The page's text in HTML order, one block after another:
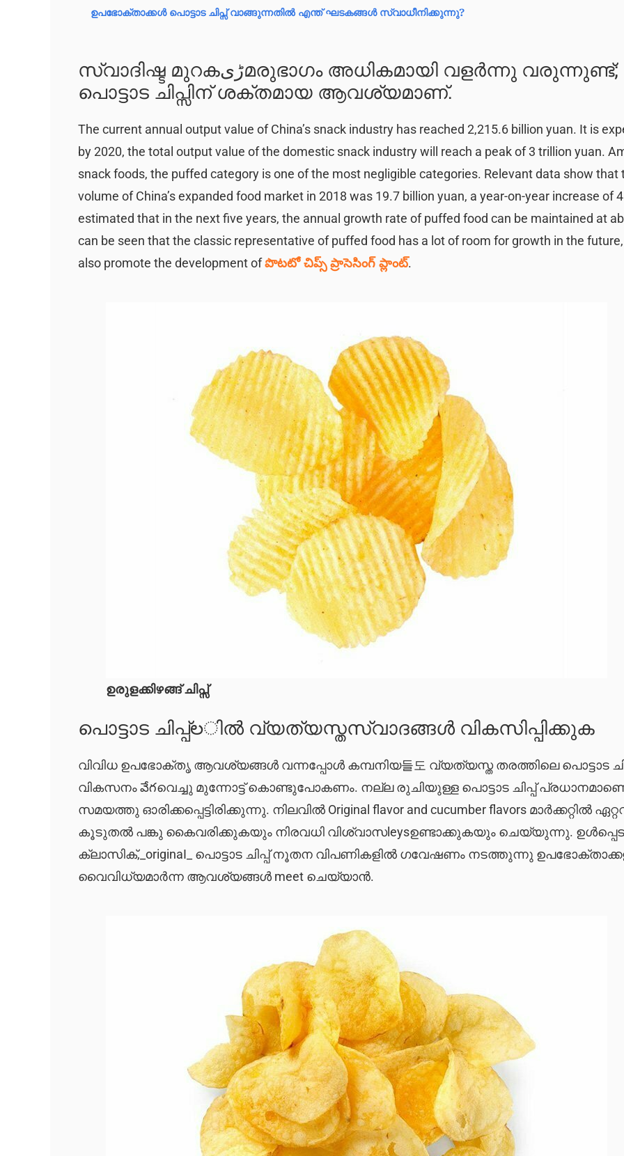
ഉപഭോക്താക്കൾ പൊട്ടാട ചിപ്സ് വാങ്ങുന്നതിൽ എന്ത് ഘടകങ്ങൾ സ്വാധീനിക്കുന്നു?
സ്വാദിഷ്ട മുറകڑیമരുഭാഗം അധികമായി വളർന്നു വരുന്നുണ്ട്;
പൊട്ടാട ചിപ്സിന് ശക്തമായ ആവശ്യമാണ്.
The current annual output value of China’s snack industry has reached 2,215.6 billion yuan. It is
by 2020, the total output value of the domestic snack industry will reach a peak of 3 trillion yuan.
snack foods, the puffed category is one of the most negligible categories. Relevant data show that
volume of China’s expanded food market in 2018 was 19.7 billion yuan, a year-on-year increase of
estimated that in the next five years, the annual growth rate of puffed food can be maintained at
can be seen that the classic representative of puffed food has a lot of room for growth in the
also promote the development ofపొటటో చిప్స్ ప్రాసెసింగ్ ప్లాంట్.
ഉരുളക്കിഴങ്ങ് ചിപ്സ്
പൊട്ടാട ചിപ്പ്‌లിൽ വ്യത്യസ്തസ്വാദങ്ങൾ വികസിപ്പിക്കുക
വിവിധ ഉപഭോക്തൃ ആവശ്യങ്ങൾ വന്നപ്പോൾ കമ്പനിയ들도 വ്യത്യസ്ത തരത്തിലെ പൊട്ടാട
വികസനം వేగവെച്ചു മുന്നോട്ട് കൊണ്ടുപോകണം. നല്ല രുചിയുള്ള പൊട്ടാട ചിപ്പ്
സമയത്തു ഓരിക്കപ്പെട്ടിരിക്കുന്നു. നിലവിൽ Original flavor and cucumber flavors മാർക്കറ്റിൽ
കൂടുതൽ പങ്കു കൈവരിക്കുകയും നിരവധി വിശ്വാസleysഉണ്ടാക്കുകയും ചെയ്യുന്നു.
ക്ലാസിക്,_originaI_ പൊട്ടാട ചിപ്പ് നൂതന വിപണികളിൽ ഗവേഷണം നടത്തുന്നു
വൈവിധ്യമാർന്ന ആവശ്യങ്ങൾ meet ചെയ്യാൻ.